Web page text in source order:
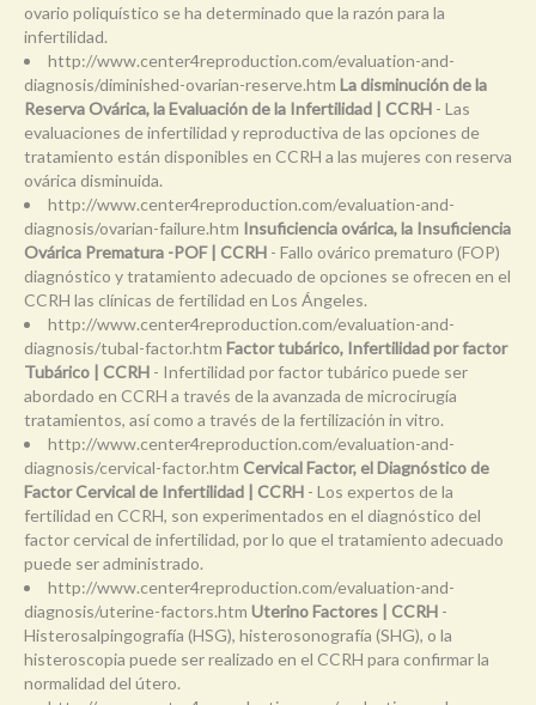
ovario poliquístico se ha determinado que la razón para la
infertilidad.
http://www.center4reproduction.com/evaluation-and-
diagnosis/diminished-ovarian-reserve.htm La disminución de la
Reserva Ovárica, la Evaluación de la Infertilidad | CCRH - Las
evaluaciones de infertilidad y reproductiva de las opciones de
tratamiento están disponibles en CCRH a las mujeres con reserva
ovárica disminuida.
http://www.center4reproduction.com/evaluation-and-
diagnosis/ovarian-failure.htm Insuficiencia ovárica, la Insuficiencia
Ovárica Prematura -POF | CCRH - Fallo ovárico prematuro (FOP)
diagnóstico y tratamiento adecuado de opciones se ofrecen en el
CCRH las clínicas de fertilidad en Los Ángeles.
http://www.center4reproduction.com/evaluation-and-
diagnosis/tubal-factor.htm Factor tubárico, Infertilidad por factor
Tubárico | CCRH - Infertilidad por factor tubárico puede ser
abordado en CCRH a través de la avanzada de microcirugía
tratamientos, así como a través de la fertilización in vitro.
http://www.center4reproduction.com/evaluation-and-
diagnosis/cervical-factor.htm Cervical Factor, el Diagnóstico de
Factor Cervical de Infertilidad | CCRH - Los expertos de la
fertilidad en CCRH, son experimentados en el diagnóstico del
factor cervical de infertilidad, por lo que el tratamiento adecuado
puede ser administrado.
http://www.center4reproduction.com/evaluation-and-
diagnosis/uterine-factors.htm Uterino Factores | CCRH -
Histerosalpingografía (HSG), histerosonografía (SHG), o la
histeroscopia puede ser realizado en el CCRH para confirmar la
normalidad del útero.